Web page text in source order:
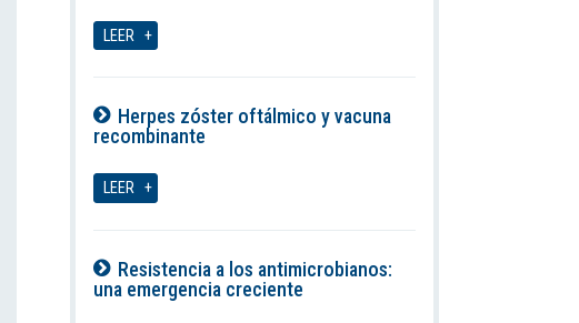
LEER
Herpes zóster oftálmico y vacuna
recombinante
LEER
Resistencia a los antimicrobianos:
una emergencia creciente